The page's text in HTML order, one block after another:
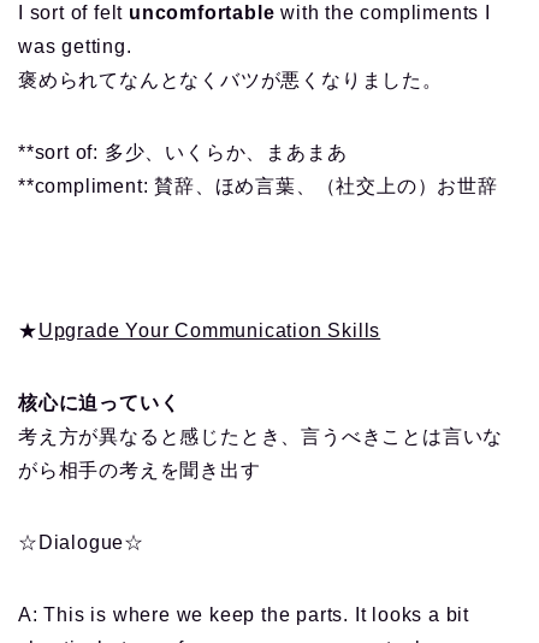
I sort of felt uncomfortable with the compliments I
was getting.
褒められてなんとなくバツが悪くなりました。
**sort of: 多少、いくらか、まあまあ
**compliment: 賛辞、ほめ言葉、（社交上の）お世辞
★Upgrade Your Communication Skills
核心に迫っていく
考え方が異なると感じたとき、言うべきことは言いな
がら相手の考えを聞き出す
☆Dialogue☆
A: This is where we keep the parts. It looks a bit